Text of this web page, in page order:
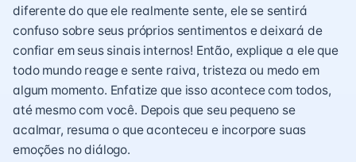
diferente do que ele realmente sente, ele se sentirá
confuso sobre seus próprios sentimentos e deixará de
confiar em seus sinais internos! Então, explique a ele que
todo mundo reage e sente raiva, tristeza ou medo em
algum momento. Enfatize que isso acontece com todos,
até mesmo com você. Depois que seu pequeno se
acalmar, resuma o que aconteceu e incorpore suas
emoções no diálogo.